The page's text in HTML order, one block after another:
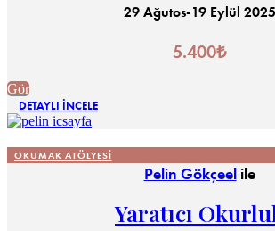
29 Ağutos-19 Eylül 2025
5.400₺
Gör
DETAYLI İNCELE
OKUMAK ATÖLYESI
Pelin Gökçeelile
Yaratıcı